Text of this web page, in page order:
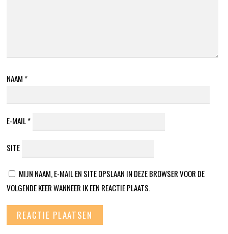
NAAM *
E-MAIL*
SITE
MIJN NAAM, E-MAIL EN SITE OPSLAAN IN DEZE BROWSER VOOR DE
VOLGENDE KEER WANNEER IK EEN REACTIE PLAATS.